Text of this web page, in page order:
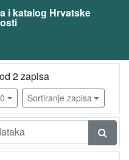
i katalog Hrvatske
2 zapisa
Sortiranje zapisa